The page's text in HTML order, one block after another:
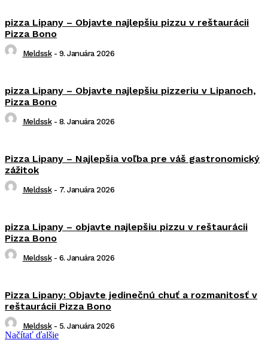
pizza Lipany – Objavte najlepšiu pizzu v reštaurácii
Pizza Bono
Meldssk - 9. Januára 2026
pizza Lipany – Objavte najlepšiu pizzeriu v Lipanoch,
Pizza Bono
Meldssk - 8. Januára 2026
Pizza Lipany – Najlepšia voľba pre váš gastronomický
zážitok
Meldssk - 7. Januára 2026
pizza Lipany – objavte najlepšiu pizzu v reštaurácii
Pizza Bono
Meldssk - 6. Januára 2026
Pizza Lipany: Objavte jedinečnú chuť a rozmanitosť v
reštaurácii Pizza Bono
Meldssk - 5. Januára 2026
Načítať ďalšie